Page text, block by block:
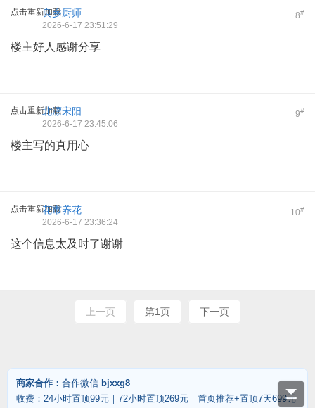
点击重新加载 8#
良乡厨师
2026-6-17 23:51:29
楼主好人感谢分享
点击重新加载 9#
北漂宋阳
2026-6-17 23:45:06
楼主写的真用心
点击重新加载 10#
花市养花
2026-6-17 23:36:24
这个信息太及时了谢谢
上一页 第1页 下一页
商家合作： 合作微信 bjxxg8
收费：24小时置顶99元｜72小时置顶269元｜首页推荐+置顶7天699元